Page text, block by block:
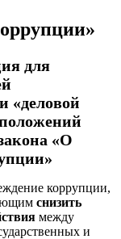
для
«деловой
«О
коррупции,
снизить
между
и